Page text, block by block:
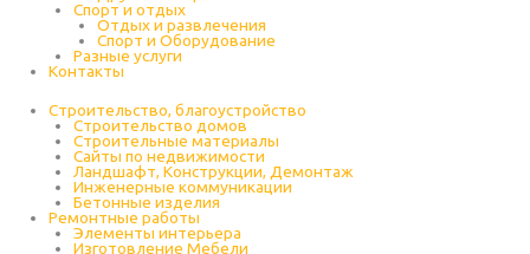
Спорт и отдых
Отдых и развлечения
Спорт и Оборудование
Разные услуги
Контакты
Строительство, благоустройство
Строительство домов
Строительные материалы
Сайты по недвижимости
Ландшафт, Конструкции, Демонтаж
Инженерные коммуникации
Бетонные изделия
Ремонтные работы
Элементы интерьера
Изготовление Мебели